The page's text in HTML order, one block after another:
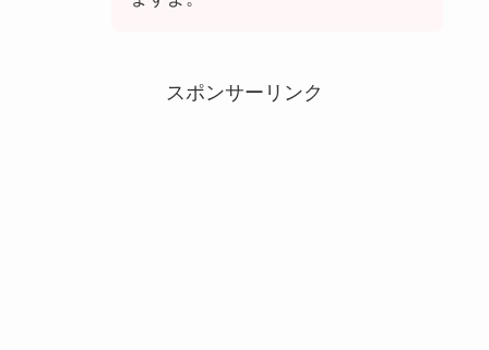
スポンサーリンク